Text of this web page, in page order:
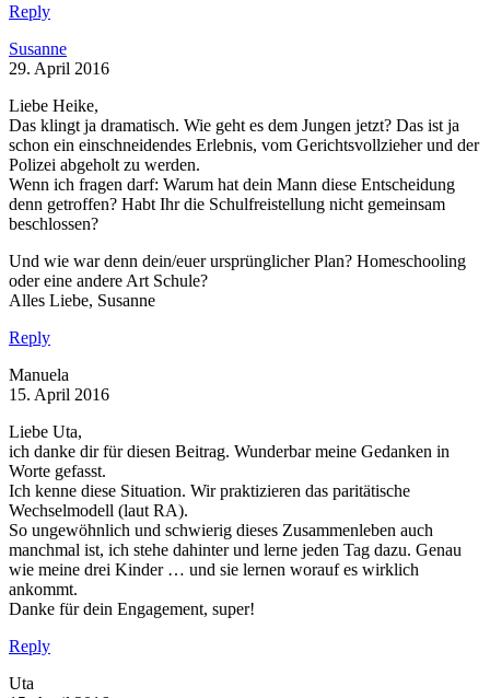
Reply
Susanne
29. April 2016
Liebe Heike,
Das klingt ja dramatisch. Wie geht es dem Jungen jetzt? Das ist ja
schon ein einschneidendes Erlebnis, vom Gerichtsvollzieher und der
Polizei abgeholt zu werden.
Wenn ich fragen darf: Warum hat dein Mann diese Entscheidung
denn getroffen? Habt Ihr die Schulfreistellung nicht gemeinsam
beschlossen?
Und wie war denn dein/euer ursprünglicher Plan? Homeschooling
oder eine andere Art Schule?
Alles Liebe, Susanne
Reply
Manuela
15. April 2016
Liebe Uta,
ich danke dir für diesen Beitrag. Wunderbar meine Gedanken in
Worte gefasst.
Ich kenne diese Situation. Wir praktizieren das paritätische
Wechselmodell (laut RA).
So ungewöhnlich und schwierig dieses Zusammenleben auch
manchmal ist, ich stehe dahinter und lerne jeden Tag dazu. Genau
wie meine drei Kinder … und sie lernen worauf es wirklich
ankommt.
Danke für dein Engagement, super!
Reply
Uta